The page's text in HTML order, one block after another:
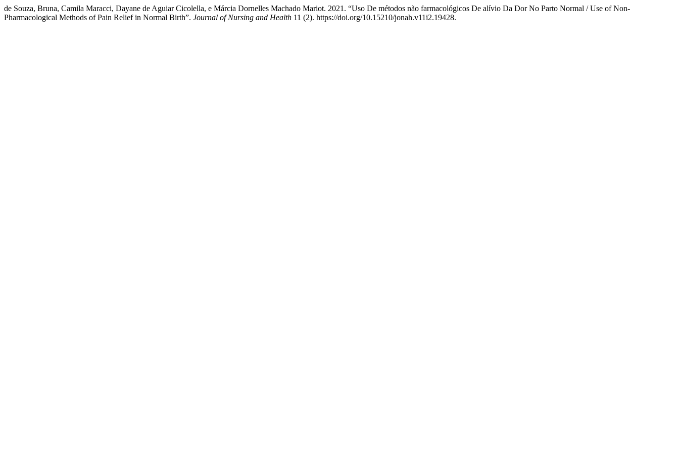
de Souza, Bruna, Camila Maracci, Dayane de Aguiar Cicolella, e Márcia Dornelles Machado Mariot. 2021. “Uso De métodos não farmacológicos De alívio Da Dor No Parto Normal / Use of Non-
Pharmacological Methods of Pain Relief in Normal Birth”. Journal of Nursing and Health 11 (2). https://doi.org/10.15210/jonah.v11i2.19428.